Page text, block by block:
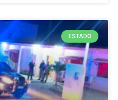
ESTADO